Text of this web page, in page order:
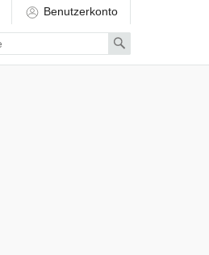
Benutzerkonto
Search